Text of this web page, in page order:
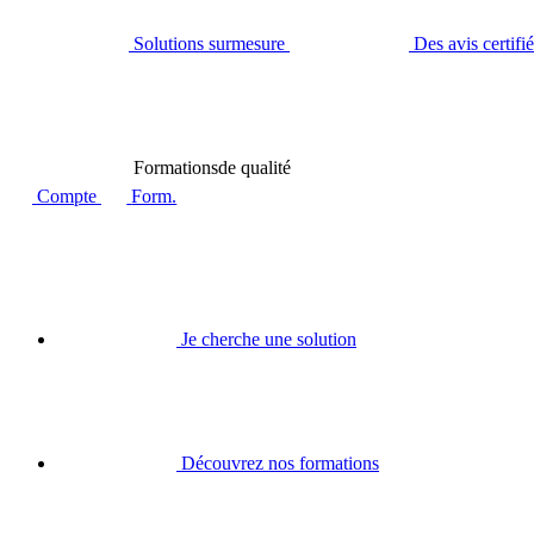
Solutions surmesure Des avis
Formationsde qualité
Compte
Form.
Je cherche une solution
Découvrez nos formations